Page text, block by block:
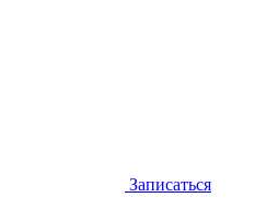
Записаться